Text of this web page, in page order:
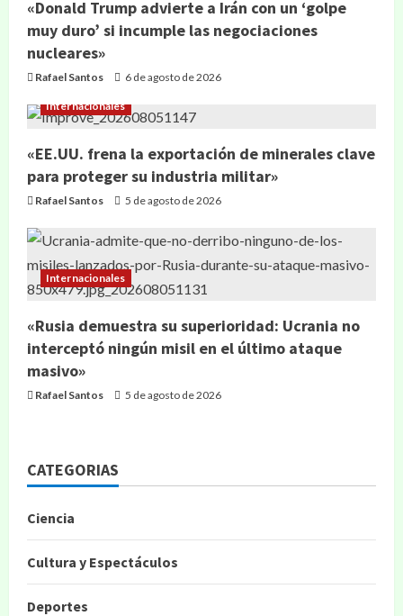
«Donald Trump advierte a Irán con un ‘golpe
muy duro’ si incumple las negociaciones
nucleares»
Rafael Santos 6 de agosto de 2026
Internacionales
«EE.UU. frena la exportación de minerales clave
para proteger su industria militar»
Rafael Santos 5 de agosto de 2026
Internacionales
«Rusia demuestra su superioridad: Ucrania no
interceptó ningún misil en el último ataque
masivo»
Rafael Santos 5 de agosto de 2026
CATEGORIAS
Ciencia
Cultura y Espectáculos
Deportes